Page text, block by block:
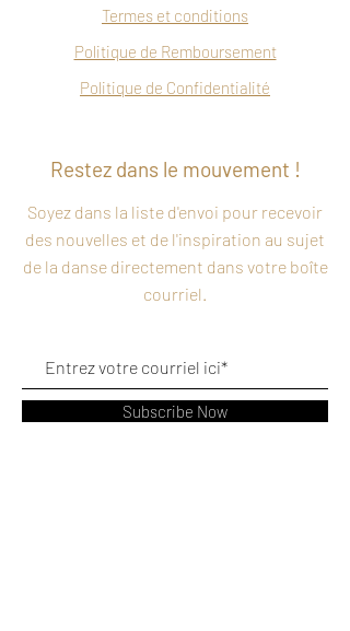
Termes et conditions
Politique de Remboursement
Politique de Confidentialité
Restez dans le mouvement !
Soyez dans la liste d'envoi pour recevoir
des nouvelles et de l'inspiration au sujet
de la danse directement dans votre boîte
courriel.
Subscribe Now